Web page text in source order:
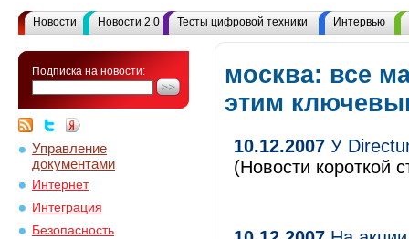
Новости Новости 2.0 Тесты цифровой техники Интервью
Подписка на новости:
Управление
документами
Интернет
Интеграция
Безопасность
москва: все
этим
10.12.2007 У
(Новости короткой